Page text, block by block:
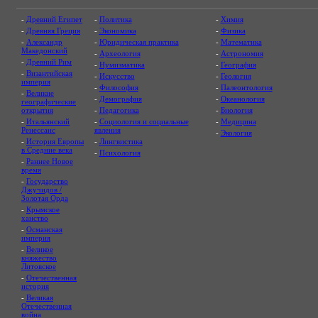
- Древний Египет
- Древняя Греция
- Александр
Македонский
- Древний Рим
- Византийская
империя
- Великие
географические
открытия
- Итальянский
Ренессанс
- История Европы
в Средние века
- Раннее Новое
время
- Государство
Джучидов /
Золотая Орда
- Крымское
ханство
- Османская
империя
- Великое
княжество
Литовское
- Отечественная
история
- Великая
Отечественная
война
- Политика
- Экономика
- Юридическая практика
- Археология
- Нумизматика
- Искусство
- Философия
- Демография
- Педагогика
- Социология и социальные
явления
- Лингвистика
- Психология
- Химия
- Физика
- Математика
- Астрономия
- География
- Геология
- Палеонтология
- Океанология
- Биология
- Медицина
- Экология